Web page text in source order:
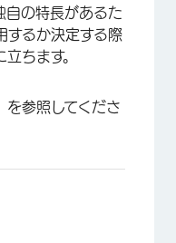
×
自の特長があるた
するか決定する際
ちます。
」を参照してくださ